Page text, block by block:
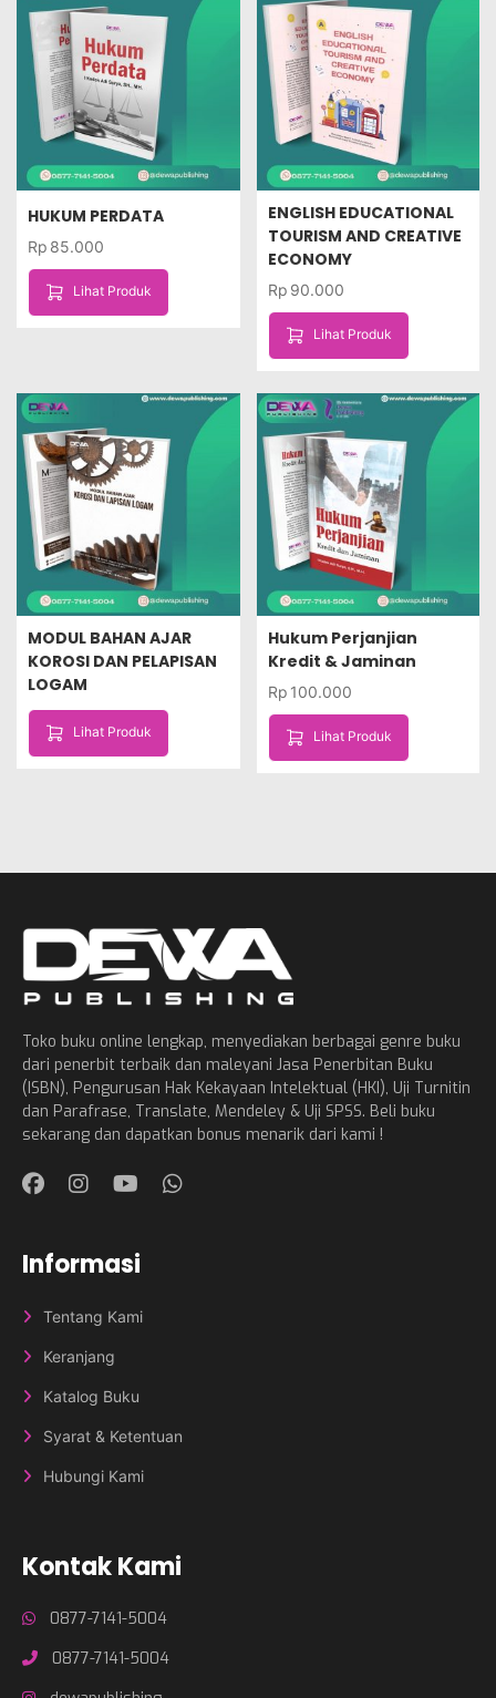
HUKUM PERDATA
Rp 85.000
Lihat Produk
ENGLISH EDUCATIONAL
TOURISM AND CREATIVE
ECONOMY
Rp 90.000
Lihat Produk
MODUL BAHAN AJAR
KOROSI DAN PELAPISAN
LOGAM
Lihat Produk
Hukum Perjanjian
Kredit & Jaminan
Rp 100.000
Lihat Produk
Toko buku online lengkap, menyediakan berbagai genre buku
dari penerbit terbaik dan maleyani Jasa Penerbitan Buku
(ISBN), Pengurusan Hak Kekayaan Intelektual (HKI), Uji Turnitin
dan Parafrase, Translate, Mendeley & Uji SPSS. Beli buku
sekarang dan dapatkan bonus menarik dari kami !
Informasi
Tentang Kami
Keranjang
Katalog Buku
Syarat & Ketentuan
Hubungi Kami
Kontak Kami
0877-7141-5004
0877-7141-5004